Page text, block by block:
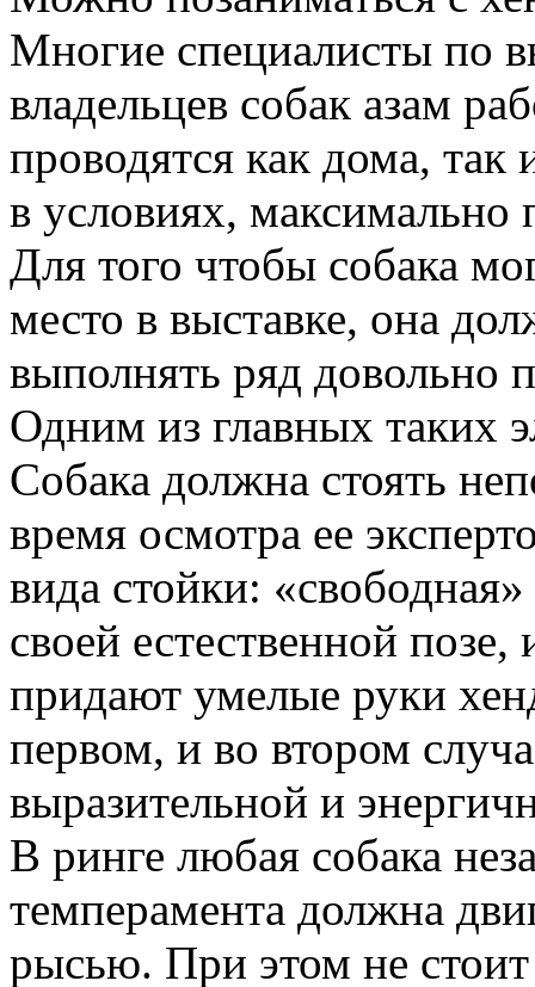
Многие специалисты по
владельцев собак азам
проводятся как дома, так
в условиях,
Для того чтобы собака
место в выставке, она
выполнять ряд довольно
Одним из главных таких
Собака должна стоять
время осмотра ее
вида стойки:
своей естественной
придают умелые руки
первом, и во втором
выразительной и
В ринге любая собака
темперамента должна
рысью. При этом не